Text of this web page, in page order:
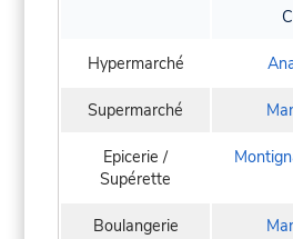
Hypermarché
Supermarché
Epicerie /
Supérette
Boulangerie